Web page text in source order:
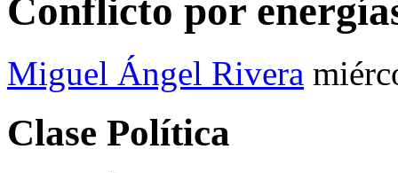
Conflicto por
Miguel Ángel Rivera
Clase Política